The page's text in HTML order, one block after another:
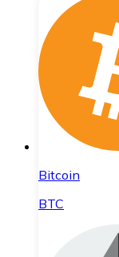
Bitcoin
BTC